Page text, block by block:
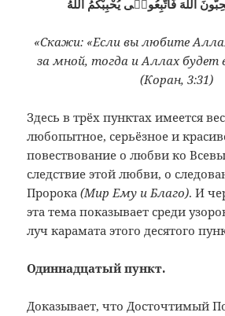
اللّٰهَ فَاتَّبِعُونٖى يُحْبِبْكُمُ اللّٰهُ
«Скажи: «Если вы любите
за мной, тогда и Аллах будет
(Коран, 3:31)
Здесь в трёх пунктах имеется
любопытное, серьёзное и
повествование о любви ко
следствие этой любви, о
Пророка(Мир Ему и Благо). И
эта тема показывает среди
луч карамата этого десятого
Одиннадцатый пункт.
Доказывает, что Досточтимый